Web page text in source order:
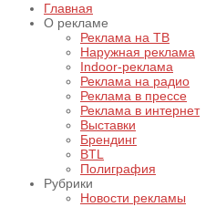
Главная
О рекламе
Реклама на ТВ
Наружная реклама
Indoor-реклама
Реклама на радио
Реклама в прессе
Реклама в интернет
Выставки
Брендинг
BTL
Полиграфия
Рубрики
Новости рекламы